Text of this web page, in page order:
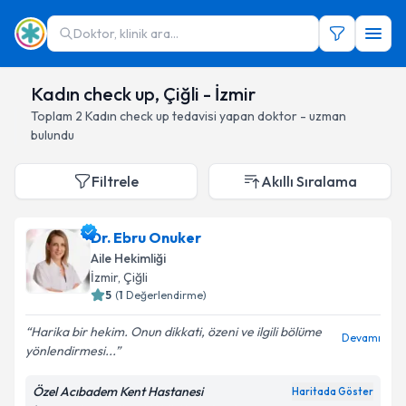
Doktor, klinik ara...
Kadın check up, Çiğli - İzmir
Toplam 2 Kadın check up tedavisi yapan doktor - uzman
bulundu
Filtrele Akıllı Sıralama
Dr. Ebru Onuker
Aile Hekimliği
İzmir, Çiğli
5 (1 Değerlendirme)
Harika bir hekim. Onun dikkati, özeni ve ilgili bölüme
yönlendirmesi...
Devamı
Özel Acıbadem Kent Hastanesi Haritada Göster